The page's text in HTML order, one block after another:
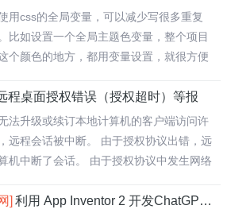
用css的全局变量，可以减少写很多重复
比如设置一个全局主题色变量，整个项目
个颜色的地方，都用变量设置，就很方便
程桌面授权错误（授权超时）等报
法升级或续订本地计算机的客户端访问许
远程会话被中断。 由于授权协议出错，远
机中断了会话。 由于授权协议中发生网络
] 利用 App Inventor 2 开发ChatGPT应用